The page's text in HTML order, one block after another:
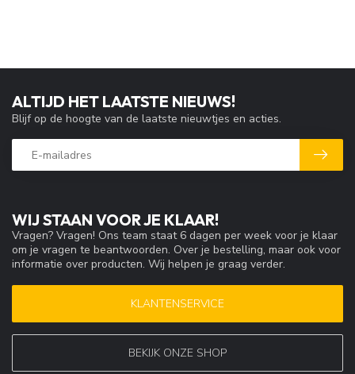
WIJ STAAN VOOR JE KLAAR!
Vragen? Vragen! Ons team staat 6 dagen per week voor je klaar
om je vragen te beantwoorden. Over je bestelling, maar ook voor
informatie over producten. Wij helpen je graag verder.
KLANTENSERVICE
BEKIJK ONZE SHOP
ALTIJD HET LAATSTE NIEUWS!
Blijf op de hoogte van de laatste nieuwtjes en acties.